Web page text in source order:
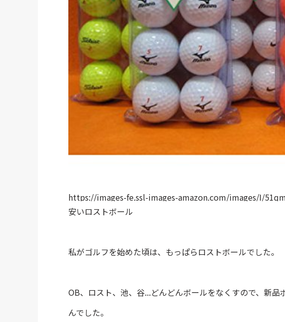
https://images-fe.ssl-images-amazon.com/images/I/
安いロストボール
私がゴルフを始めた頃は、もっぱらロストボールでした。
OB、ロスト、池、谷...どんどんボールをなくすので、新
んでした。